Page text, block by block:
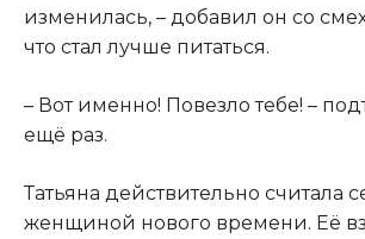
изменилась, – добавил он со
что стал лучше питаться.
– Вот именно! Повезло тебе! –
ещё раз.
Татьяна действительно считала
женщиной нового времени. Её